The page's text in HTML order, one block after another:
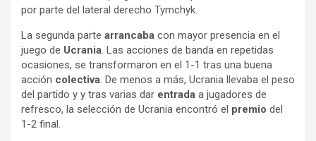
por parte del lateral derecho Tymchyk.
La segunda parte arrancaba con mayor presencia en el
juego de Ucrania. Las acciones de banda en repetidas
ocasiones, se transformaron en el 1-1 tras una buena
acción colectiva. De menos a más, Ucrania llevaba el peso
del partido y y tras varias dar entrada a jugadores de
refresco, la selección de Ucrania encontró el premio del
1-2 final.